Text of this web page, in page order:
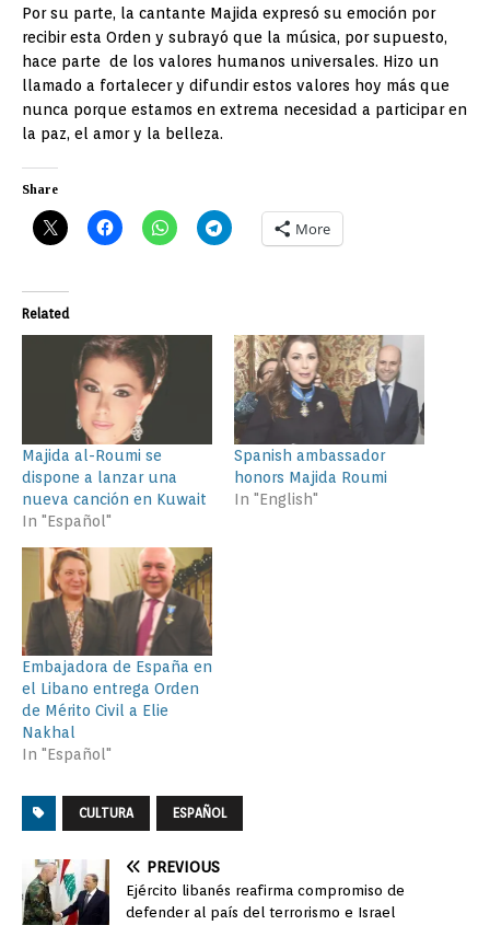
Por su parte, la cantante Majida expresó su emoción por
recibir esta Orden y subrayó que la música, por supuesto,
hace parte de los valores humanos universales. Hizo un
llamado a fortalecer y difundir estos valores hoy más que
nunca porque estamos en extrema necesidad a participar en
la paz, el amor y la belleza.
Share
More
Related
Majida al-Roumi se
dispone a lanzar una
nueva canción en Kuwait
In "Español"
Spanish ambassador
honors Majida Roumi
In "English"
Embajadora de España en
el Libano entrega Orden
de Mérito Civil a Elie
Nakhal
In "Español"
CULTURA ESPAÑOL
PREVIOUS
Ejército libanés reafirma compromiso de
defender al país del terrorismo e Israel